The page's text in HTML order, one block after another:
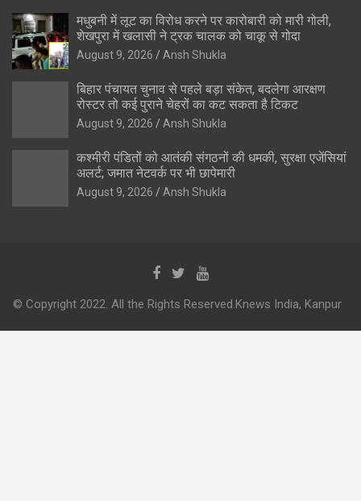
मधुबनी में लूट का विरोध करने पर कारोबारी को मारी गोली,
शेखपुरा में खलासी ने ट्रक चालक को चाकू से गोदा
August 9, 2026 Ansh Shukla
बिहार पंचायत चुनाव से पहले बड़ा संकेत, बदलेगा आरक्षण
रोस्टर तो कई पुराने चेहरों का कट सकता है टिकट
August 9, 2026 Ansh Shukla
कश्मीरी पंडितों को आतंकी संगठनों की धमकी, सुरक्षा एजेंसियां
अलर्ट; जमात नेटवर्क पर भी छापेमारी
August 9, 2026 Ansh Shukla
© Copyright 2022. All the Rights Reserved.Knews India, Kanpur